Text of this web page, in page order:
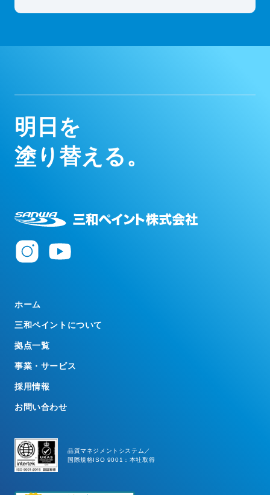
明 日 を
塗り替え る。
ホーム
三和ペイントについて
拠点一覧
事業・サービス
採用情報
お問い合わせ
品質マネジメントシステム／
国際規格ISO 9001：本社取得